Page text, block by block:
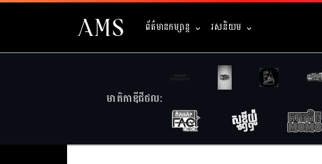
ព័ត៌មានកម្សាន្ត រសនិយម
មាតិកាឌីជីថល: